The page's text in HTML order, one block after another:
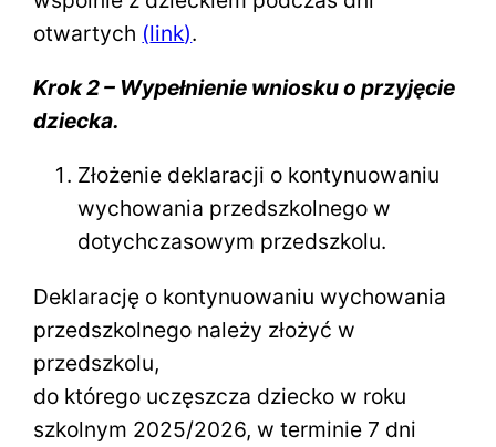
otwartych (link).
Krok 2 – Wypełnienie wniosku o przyjęcie
dziecka.
Złożenie deklaracji o kontynuowaniu
wychowania przedszkolnego w
dotychczasowym przedszkolu.
Deklarację o kontynuowaniu wychowania
przedszkolnego należy złożyć w
przedszkolu,
do którego uczęszcza dziecko w roku
szkolnym 2025/2026, w terminie 7 dni